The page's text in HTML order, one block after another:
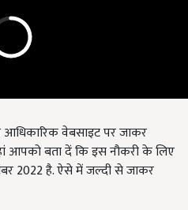
वेबसाइट पर जाकर
बता दें कि इस नौकरी के लिए
2022 है. ऐसे में जल्दी से जाकर